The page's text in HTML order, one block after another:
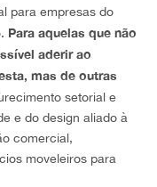
para empresas do
Para aquelas que não
aderir ao
mas de outras
setorial e
e do design aliado à
comercial,
moveleiros para